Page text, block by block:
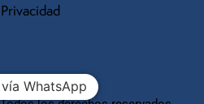
WhatsApp